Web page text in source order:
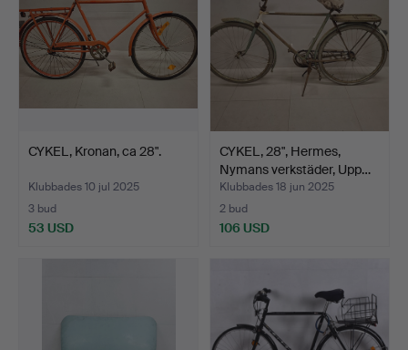
CYKEL, Kronan, ca 28".
Klubbades 10 jul 2025
3 bud
53 USD
CYKEL, 28", Hermes,
Nymans verkstäder, Upp…
Klubbades 18 jun 2025
2 bud
106 USD